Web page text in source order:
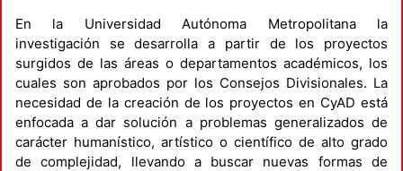
En la Universidad Autónoma Metropolitana la
investigación se desarrolla a partir de los proyectos
surgidos de las áreas o departamentos académicos, los
cuales son aprobados por los Consejos Divisionales. La
necesidad de la creación de los proyectos en CyAD está
enfocada a dar solución a problemas generalizados de
carácter humanístico, artístico o científico de alto grado
de complejidad, llevando a buscar nuevas formas de